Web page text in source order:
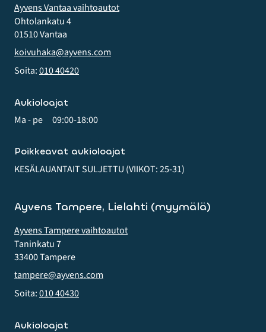
Ayvens Vantaa vaihtoautot
Ohtolankatu 4
01510 Vantaa
koivuhaka@ayvens.com
Soita:010 40420
Aukioloajat
Ma - pe 09:00-18:00
Poikkeavat aukioloajat
KESÄLAUANTAIT SULJETTU (VIIKOT: 25-31)
Ayvens Tampere, Lielahti (myymälä)
Ayvens Tampere vaihtoautot
Taninkatu 7
33400 Tampere
tampere@ayvens.com
Soita:010 40430
Aukioloajat